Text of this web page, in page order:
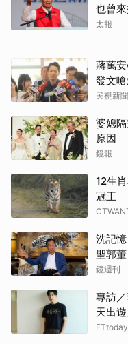
也曾
太報
蔣萬
發文
民視新
婆媳
原因
離開嗎
鏡報
12生
冠王
洗記
聖郭
事
鏡週刊
專訪
天出